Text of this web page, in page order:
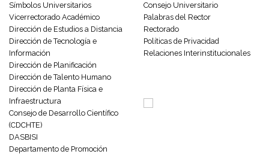
Símbolos Universitarios
Vicerrectorado Académico
Dirección de Estudios a Distancia
Dirección de Tecnología e
Información
Dirección de Planificación
Dirección de Talento Humano
Dirección de Planta Física e
Infraestructura
Consejo de Desarrollo Científico
(CDCHTE)
DASBISI
Departamento de Promoción
Consejo Universitario
Palabras del Rector
Rectorado
Políticas de Privacidad
Relaciones Interinstitucionales